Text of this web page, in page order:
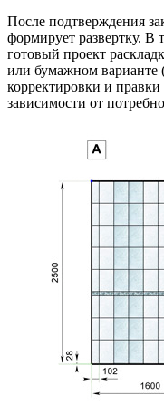
После подтверждения
формирует развертку. В
готовый проект
или бумажном
корректировки и
зависимости от